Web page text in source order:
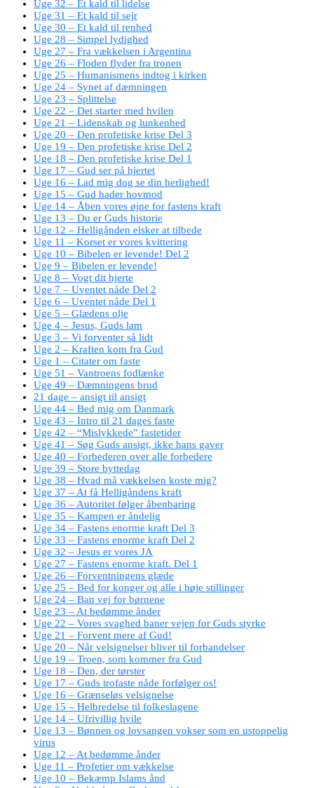
Uge 32 – Et kald til lidelse
Uge 31 – Et kald til sejr
Uge 30 – Et kald til renhed
Uge 28 – Simpel lydighed
Uge 27 – Fra vækkelsen i Argentina
Uge 26 – Floden flyder fra tronen
Uge 25 – Humanismens indtog i kirken
Uge 24 – Synet af dæmningen
Uge 23 – Splittelse
Uge 22 – Det starter med hvilen
Uge 21 – Lidenskab og lunkenhed
Uge 20 – Den profetiske krise Del 3
Uge 19 – Den profetiske krise Del 2
Uge 18 – Den profetiske krise Del 1
Uge 17 – Gud ser på hjertet
Uge 16 – Lad mig dog se din herlighed!
Uge 15 – Gud hader hovmod
Uge 14 – Åben vores øjne for fastens kraft
Uge 13 – Du er Guds historie
Uge 12 – Helligånden elsker at tilbede
Uge 11 – Korset er vores kvittering
Uge 10 – Bibelen er levende! Del 2
Uge 9 – Bibelen er levende!
Uge 8 – Vogt dit hjerte
Uge 7 – Uventet nåde Del 2
Uge 6 – Uventet nåde Del 1
Uge 5 – Glædens olje
Uge 4 – Jesus, Guds lam
Uge 3 – Vi forventer så lidt
Uge 2 – Kraften kom fra Gud
Uge 1 – Citater om faste
Uge 51 – Vantroens fodlænke
Uge 49 – Dæmningens brud
21 dage – ansigt til ansigt
Uge 44 – Bed mig om Danmark
Uge 43 – Intro til 21 dages faste
Uge 42 – “Mislykkede” fastetider
Uge 41 – Søg Guds ansigt, ikke hans gaver
Uge 40 – Forbederen over alle forbedere
Uge 39 – Store byttedag
Uge 38 – Hvad må vækkelsen koste mig?
Uge 37 – At få Helligåndens kraft
Uge 36 – Autoritet følger åbenbaring
Uge 35 – Kampen er åndelig
Uge 34 – Fastens enorme kraft Del 3
Uge 33 – Fastens enorme kraft Del 2
Uge 32 – Jesus er vores JA
Uge 27 – Fastens enorme kraft. Del 1
Uge 26 – Forventningens glæde
Uge 25 – Bed for konger og alle i høje stillinger
Uge 24 – Ban vej for børnene
Uge 23 – At bedømme ånder
Uge 22 – Vores svaghed baner vejen for Guds styrke
Uge 21 – Forvent mere af Gud!
Uge 20 – Når velsignelser bliver til forbandelser
Uge 19 – Troen, som kommer fra Gud
Uge 18 – Den, der tørster
Uge 17 – Guds trofaste nåde forfølger os!
Uge 16 – Grænseløs velsignelse
Uge 15 – Helbredelse til folkeslagene
Uge 14 – Ufrivillig hvile
Uge 13 – Bønnen og lovsangen vokser som en ustoppelig
virus
Uge 12 – At bedømme ånder
Uge 11 – Profetier om vækkelse
Uge 10 – Bekæmp Islams ånd